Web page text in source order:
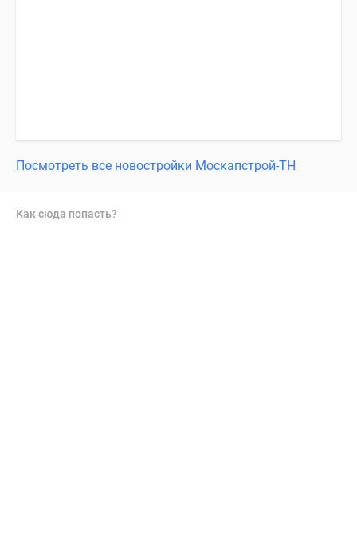
Посмотреть все новостройки Москапстрой-ТН
Как сюда попасть?